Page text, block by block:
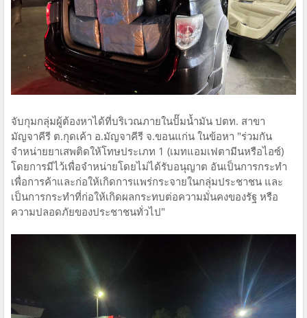
จับกุมกลุ่มผู้ต้องหาได้ที่บริเวณภายในปั๊มน้ำมัน ปตท. สาขา
มัญจาคีรี ต.กุดเค้า อ.มัญจาคีรี จ.ขอนแก่น ในข้อหา "ร่วมกัน
จำหน่ายยาเสพติดให้โทษประเภท 1 (เมทแอมเฟตามีนหรือไอซ์)
โดยการมีไว้เพื่อจำหน่ายโดยไม่ได้รับอนุญาต อันเป็นการกระทำ
เพื่อการค้าและก่อให้เกิดการแพร่กระจายในกลุ่มประชาชน และ
เป็นการกระทำที่ก่อให้เกิดผลกระทบต่อความมั่นคงของรัฐ หรือ
ความปลอดภัยของประชาชนทั่วไป"